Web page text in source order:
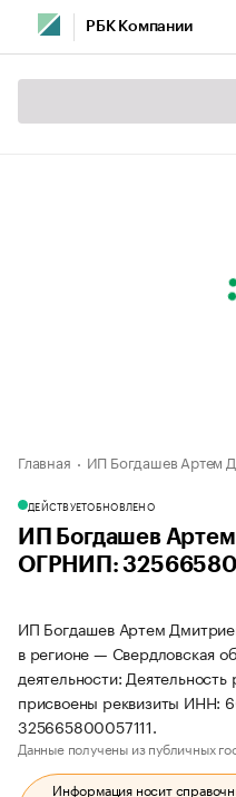
РБК Компании
Главная ИП Богдашев Артем
ДЕЙСТВУЕТОБНОВЛЕНО
ИП Богдашев
ОГРНИП:
ИП Богдашев Артем
в регионе — Свердловская
деятельности:
присвоены реквизиты ИНН:
325665800057111.
Данные получены из публичных
Информация носит